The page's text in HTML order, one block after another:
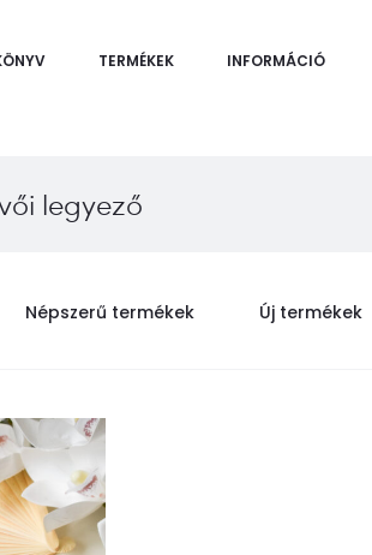
TERMÉKEK
INFORMÁCIÓ
legyező
Népszerű termékek Új termékek